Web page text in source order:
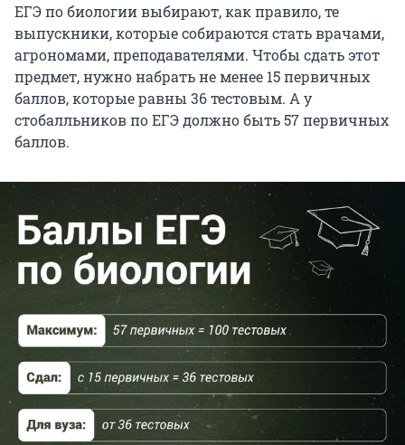
ЕГЭ по биологии выбирают, как правило, те
выпускники, которые собираются стать врачами,
агрономами, преподавателями. Чтобы сдать этот
предмет, нужно набрать не менее 15 первичных
баллов, которые равны 36 тестовым. А у
стобалльников по ЕГЭ должно быть 57 первичных
баллов.